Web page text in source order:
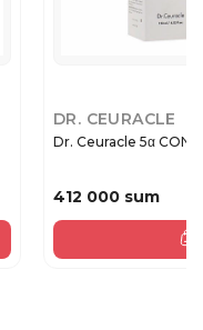
DR. CEURACLE
Dr. Ceuracle 5α
412 000 sum